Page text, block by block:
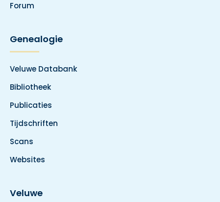
Forum
Genealogie
Veluwe Databank
Bibliotheek
Publicaties
Tijdschriften
Scans
Websites
Veluwe